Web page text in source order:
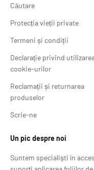
Căutare
Protecția vieții private
Termeni și condiții
Declarație privind
cookie-urilor
Reclamații și returnarea
produselor
Scrie-ne
Un pic despre noi
Suntem specialiști în